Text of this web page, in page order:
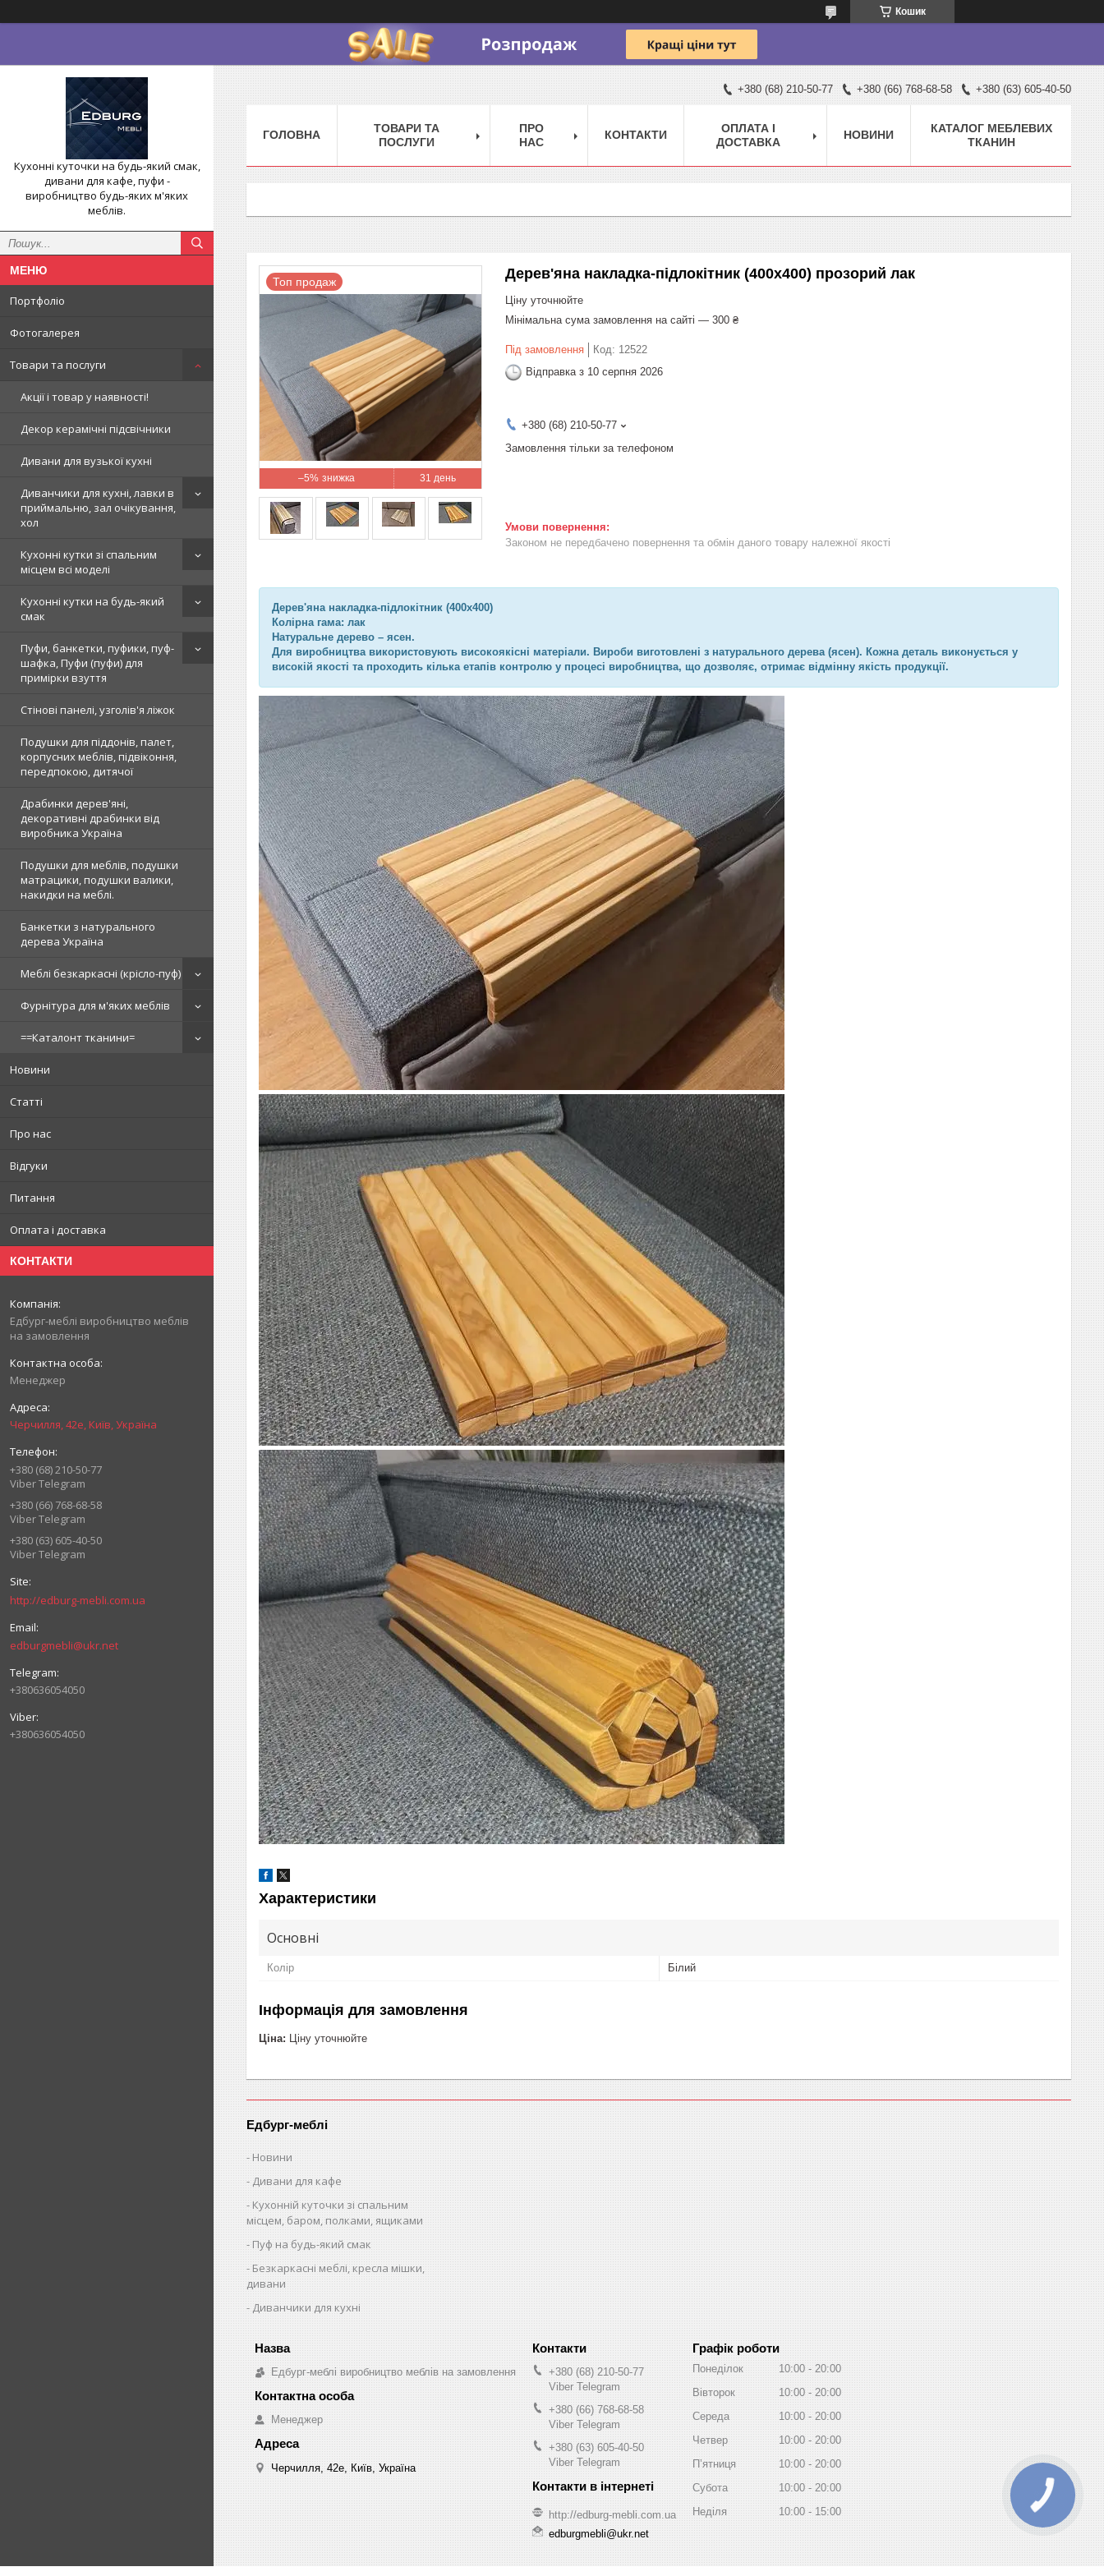
Кошик
Кухонні куточки на будь-який смак,
дивани для кафе, пуфи -
виробництво будь-яких м'яких
меблів.
Портфоліо
Фотогалерея
Товари та послуги
Акції і товар у наявності!
Декор керамічні підсвічники
Дивани для вузької кухні
Диванчики для кухні, лавки в
приймальню, зал очікування,
хол
Кухонні кутки зі спальним
місцем всі моделі
Кухонні кутки на будь-який
смак
Пуфи, банкетки, пуфики, пуф-
шафка, Пуфи (пуфи) для
примірки взуття
Стінові панелі, узголів'я ліжок
Подушки для піддонів, палет,
корпусних меблів, підвіконня,
передпокою, дитячої
Драбинки дерев'яні,
декоративні драбинки від
виробника Україна
Подушки для меблів, подушки
матрацики, подушки валики,
накидки на меблі.
Банкетки з натурального
дерева Україна
Меблі безкаркасні (крісло-пуф)
Фурнітура для м'яких меблів
==Каталонт тканини=
Новини
Статті
Про нас
Відгуки
Питання
Оплата і доставка
КОНТАКТИ
Едбург-меблі виробництво меблів
на замовлення
Менеджер
Черчилля, 42е, Київ, Україна
+380 (68) 210-50-77
Viber Telegram
+380 (66) 768-68-58
Viber Telegram
+380 (63) 605-40-50
Viber Telegram
http://edburg-mebli.com.ua
edburgmebli@ukr.net
+380636054050
+380636054050
+380 (68) 210-50-77 +380 (66) 768-68-58 +380 (63) 605-40-50
ГОЛОВНА
ТОВАРИ ТА
ПОСЛУГИ
ПРО
НАС
КОНТАКТИ
ОПЛАТА І
ДОСТАВКА
НОВИНИ
КАТАЛОГ МЕБЛЕВИХ
ТКАНИН
–5% 31 день
Топ продаж Дерев'яна накладка-підлокітник (400х400) прозорий лак
Ціну уточнюйте
Мінімальна сума замовлення на сайті — 300 ₴
Під замовлення Код: 12522
Відправка з 10 серпня 2026
+380 (68) 210-50-77
Замовлення тільки за телефоном
Законом не передбачено повернення та обмін даного товару належної якості
Дерев'яна накладка-підлокітник (400х400)
Колірна гама: лак
Натуральне дерево – ясен.
Для виробництва використовують високоякісні матеріали. Вироби виготовлені з натурального дерева (ясен). Кожна деталь виконується у
високій якості та проходить кілька етапів контролю у процесі виробництва, що дозволяє, отримає відмінну якість продукції.
Характеристики
Основні
Колір Білий
Інформація для замовлення
Ціна: Ціну уточнюйте
Едбург-меблі
Новини
Дивани для кафе
Кухонній куточки зі спальним
місцем, баром, полками, ящиками
Пуф на будь-який смак
Безкаркасні меблі, кресла мішки,
дивани
Диванчики для кухні
Едбург-меблі виробництво меблів на замовлення
Менеджер
Черчилля, 42е, Київ, Україна
+380 (68) 210-50-77
Viber Telegram
+380 (66) 768-68-58
Viber Telegram
+380 (63) 605-40-50
Viber Telegram
http://edburg-mebli.com.ua
edburgmebli@ukr.net
Графік роботи
Понеділок 10:00
20:00
Вівторок
10:00
20:00
Середа
10:00
20:00
Четвер
10:00
20:00
Пʼятниця
10:00
20:00
Субота
10:00
20:00
Неділя
10:00 15:00